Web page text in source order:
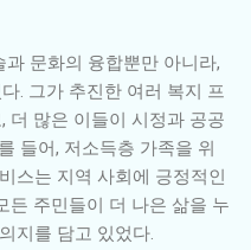
문화의 융합뿐만 아니라,
. 그가 추진한 여러 복지 프
더 많은 이들이 시정과 공공
들어, 저소득층 가족을 위
스는 지역 사회에 긍정적인
든 주민들이 더 나은 삶을 누
지를 담고 있었다.